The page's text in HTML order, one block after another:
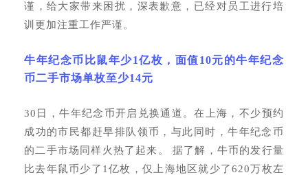
谨，给大家带来困扰，深表歉意，已经对员工进行培
训更加注重工作严谨。
牛年纪念币比鼠年少1亿枚，面值10元的牛年纪念
币二手市场单枚至少14元
30日，牛年纪念币开启兑换通道。在上海，不少预约
成功的市民都赶早排队领币，与此同时，牛年纪念币
的二手市场同样火热了起来。 据了解，牛币的发行量
比去年鼠币少了1亿枚，仅上海地区就少了620万枚左